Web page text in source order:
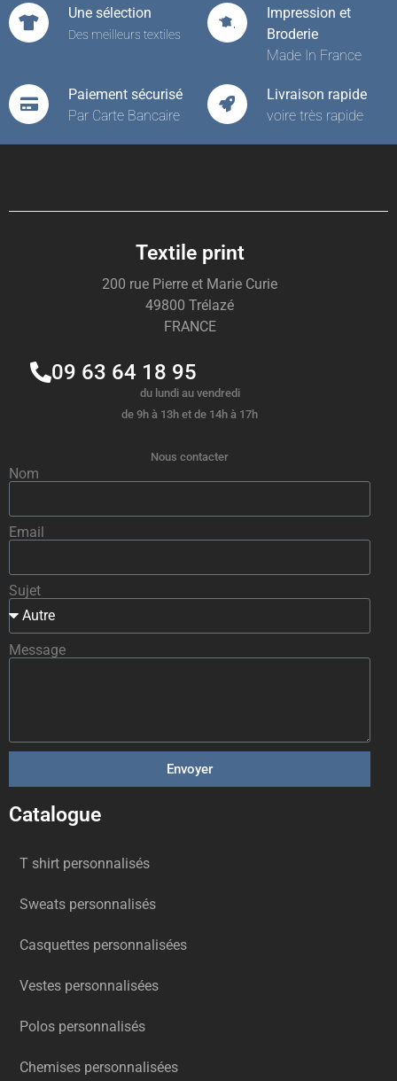
Une sélection
Des meilleurs textiles
Impression et
Broderie
Made In France
Paiement sécurisé
Par Carte Bancaire
Livraison rapide
voire très rapide
Textile print
200 rue Pierre et Marie Curie
49800 Trélazé
FRANCE
09 63 64 18 95
du lundi au vendredi
de 9h à 13h et de 14h à 17h
Nous contacter
Nom
Email
Sujet
Message
Envoyer
Catalogue
T shirt personnalisés
Sweats personnalisés
Casquettes personnalisées
Vestes personnalisées
Polos personnalisés
Chemises personnalisées